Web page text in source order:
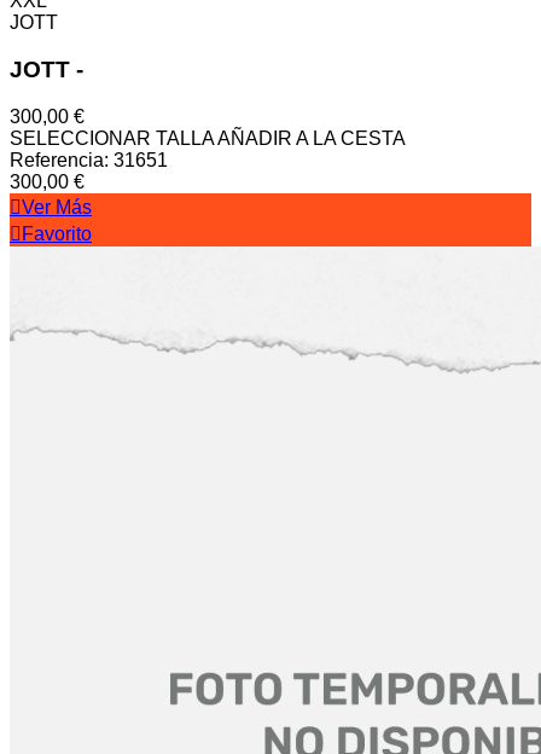
JOTT
JOTT -
300,00 €
SELECCIONAR TALLAAÑADIR A LA CESTA
Referencia: 31651
300,00 €
Ver Más
Favorito